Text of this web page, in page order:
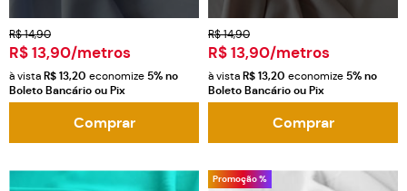
R$ 14,90
R$ 13,90/metros
à vista R$ 13,20 economize 5%no
Boleto Bancário ou Pix
Comprar
R$ 14,90
R$ 13,90/metros
à vista R$ 13,20 economize 5%no
Boleto Bancário ou Pix
Comprar
Promoção %